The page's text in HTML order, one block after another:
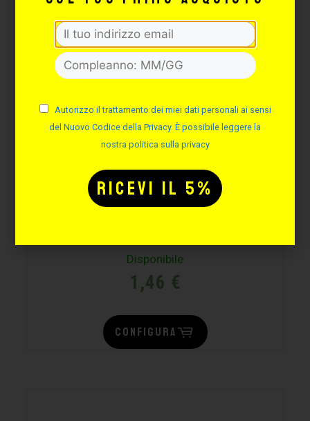
BAR CLOSURE RING
Disponibile
1,46 €
CONFIGURA
Autorizzo il trattamento dei miei dati personali ai sensi
del Nuovo Codice della Privacy. È possibile leggere la
nostra politica sulla privacy